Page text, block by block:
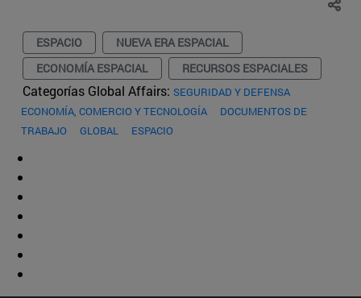
ESPACIO
NUEVA ERA ESPACIAL
ECONOMÍA ESPACIAL
RECURSOS ESPACIALES
Categorías Global Affairs: SEGURIDAD Y DEFENSA
ECONOMÍA, COMERCIO Y TECNOLOGÍA
DOCUMENTOS DE
TRABAJO
GLOBAL ESPACIO